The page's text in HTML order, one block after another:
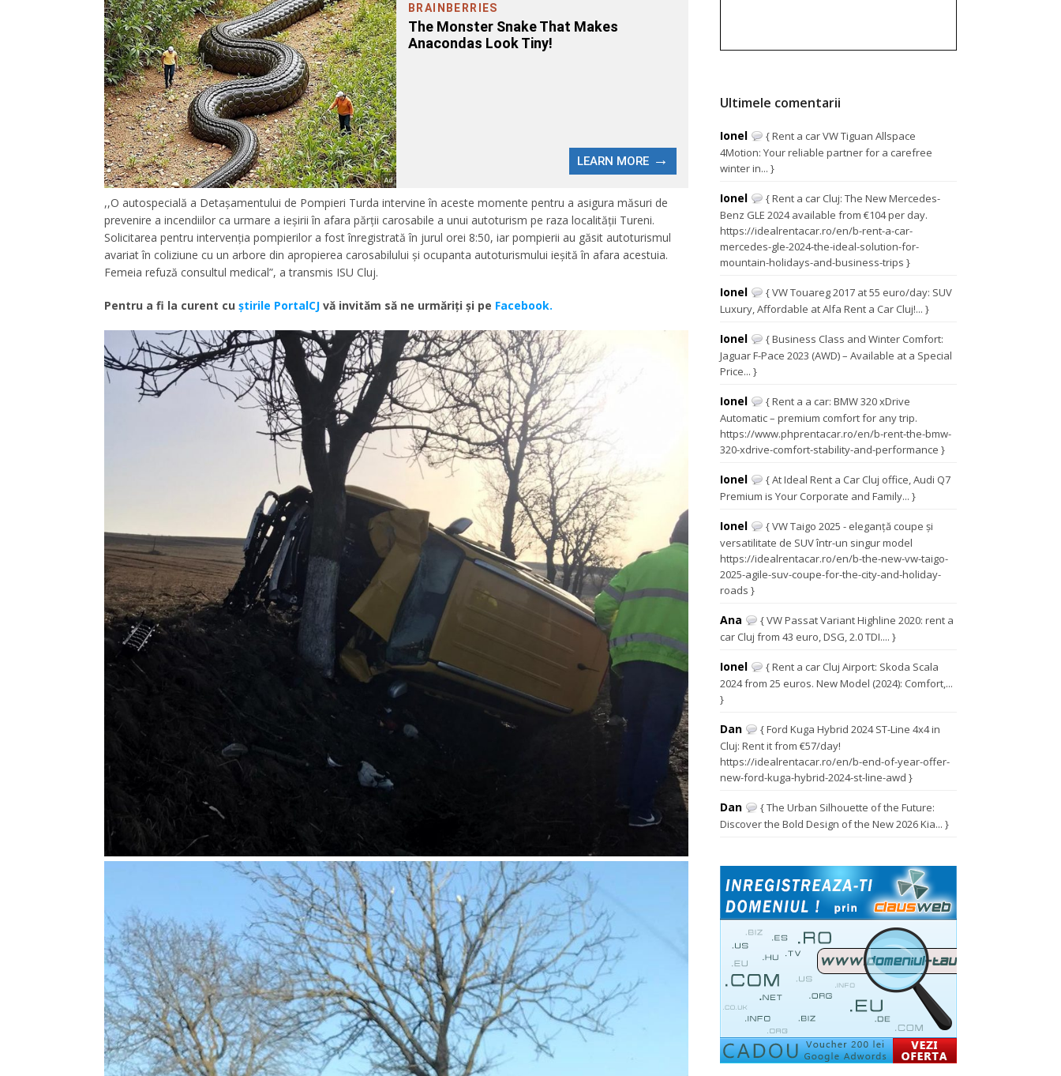
,,O autospecială a Detașamentului de Pompieri Turda intervine în aceste momente pentru a asigura măsuri de
prevenire a incendiilor ca urmare a ieșirii în afara părții carosabile a unui autoturism pe raza localității Tureni.
Solicitarea pentru intervenția pompierilor a fost înregistrată în jurul orei 8:50, iar pompierii au găsit autoturismul
avariat în coliziune cu un arbore din apropierea carosabilului și ocupanta autoturismului ieșită în afara acestuia.
Femeia refuză consultul medical”, a transmis ISU Cluj.
Pentru a fi la curent cu ştirile PortalCJ vă invităm să ne urmăriţi şi pe Facebook.
Ultimele comentarii
Ionel
{ Rent a car VW Tiguan Allspace
4Motion: Your reliable partner for a carefree
winter in... }
Ionel
{ Rent a car Cluj: The New Mercedes-
Benz GLE 2024 available from €104 per day.
https://idealrentacar.ro/en/b-rent-a-car-
mercedes-gle-2024-the-ideal-solution-for-
mountain-holidays-and-business-trips }
Ionel
{ VW Touareg 2017 at 55 euro/day: SUV
Luxury, Affordable at Alfa Rent a Car Cluj!... }
Ionel
{ Business Class and Winter Comfort:
Jaguar F-Pace 2023 (AWD) – Available at a Special
Price... }
Ionel
{ Rent a a car: BMW 320 xDrive
Automatic – premium comfort for any trip.
https://www.phprentacar.ro/en/b-rent-the-bmw-
320-xdrive-comfort-stability-and-performance }
Ionel
{ At Ideal Rent a Car Cluj office, Audi Q7
Premium is Your Corporate and Family... }
Ionel
{ VW Taigo 2025 - eleganță coupe și
versatilitate de SUV într-un singur model
https://idealrentacar.ro/en/b-the-new-vw-taigo-
2025-agile-suv-coupe-for-the-city-and-holiday-
roads }
Ana
{ VW Passat Variant Highline 2020: rent a
car Cluj from 43 euro, DSG, 2.0 TDI.... }
Ionel
{ Rent a car Cluj Airport: Skoda Scala
2024 from 25 euros. New Model (2024): Comfort,...
}
Dan
{ Ford Kuga Hybrid 2024 ST-Line 4x4 in
Cluj: Rent it from €57/day!
https://idealrentacar.ro/en/b-end-of-year-offer-
new-ford-kuga-hybrid-2024-st-line-awd }
Dan
{ The Urban Silhouette of the Future:
Discover the Bold Design of the New 2026 Kia... }